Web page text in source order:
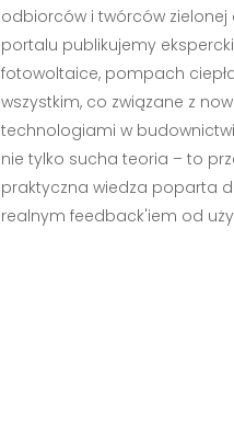
odbiorców i twórców zielonej
portalu publikujemy
fotowoltaice, pompach
wszystkim, co związane z
technologiami w
nie tylko sucha teoria – to
praktyczna wiedza poparta
realnym feedback'iem od